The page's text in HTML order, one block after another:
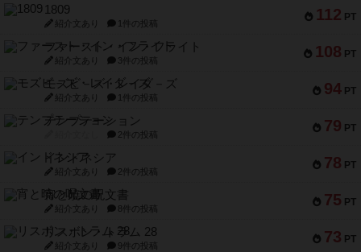
112 PT
1809
紹介文あり 1件の投稿
108 PT
ファースト・イン・フライト
紹介文あり 3件の投稿
94 PT
モズビ－ズ・レイダ－ズ
紹介文あり 1件の投稿
79 PT
テンプテーション
2件の投稿
78 PT
インドネシア
紹介文あり 2件の投稿
75 PT
宵と暁の呪文書
紹介文あり 8件の投稿
73 PT
リスボン・トラム 28
紹介文あり 9件の投稿